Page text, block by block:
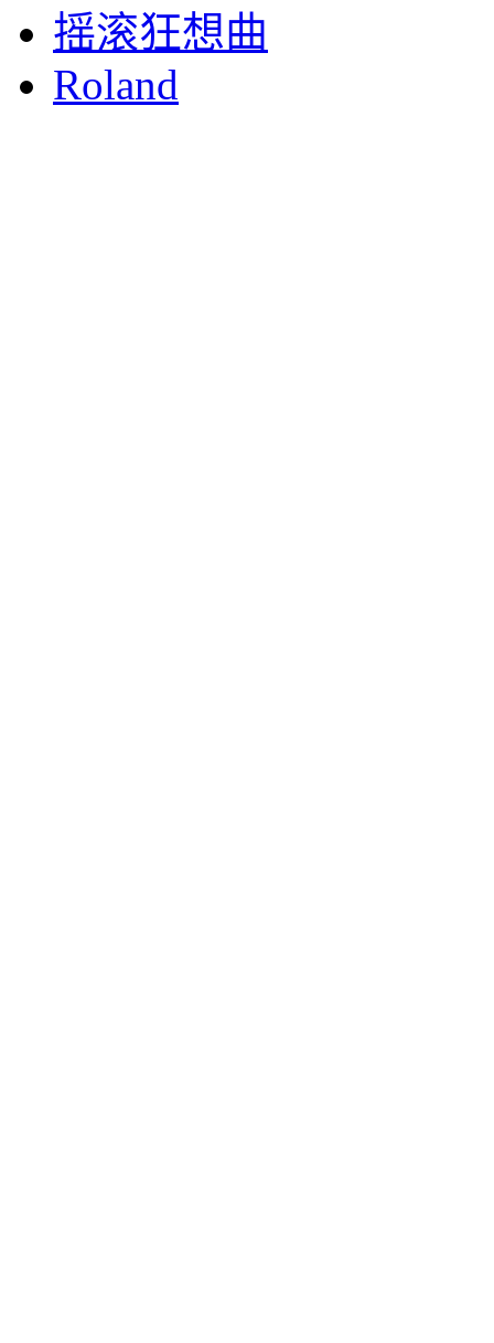
摇滚狂想曲
Roland